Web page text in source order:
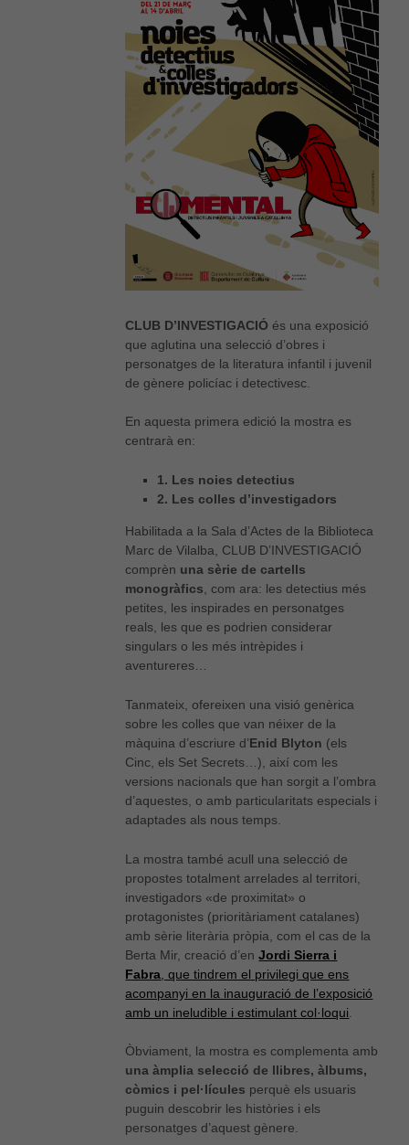
CLUB D’INVESTIGACIÓ és una exposició
que aglutina una selecció d’obres i
personatges de la literatura infantil i juvenil
de gènere policíac i detectivesc.
En aquesta primera edició la mostra es
centrarà en:
1. Les noies detectius
2. Les colles d’investigadors
Habilitada a la Sala d’Actes de la Biblioteca
Marc de Vilalba, CLUB D’INVESTIGACIÓ
comprèn una sèrie de cartells
monogràfics, com ara: les detectius més
petites, les inspirades en personatges
reals, les que es podrien considerar
singulars o les més intrèpides i
aventureres…
Tanmateix, ofereixen una visió genèrica
sobre les colles que van néixer de la
màquina d’escriure d’Enid Blyton (els
Cinc, els Set Secrets…), així com les
versions nacionals que han sorgit a l’ombra
d’aquestes, o amb particularitats especials i
adaptades als nous temps.
La mostra també acull una selecció de
propostes totalment arrelades al territori,
investigadors «de proximitat» o
protagonistes (prioritàriament catalanes)
amb sèrie literària pròpia, com el cas de la
Berta Mir, creació d’enJordi Sierra i
Fabra , que tindrem el privilegi que ens
acompanyi en la inauguració de l’exposició
amb un ineludible i estimulant col·loqui
Òbviament, la mostra es complementa amb
una àmplia selecció de llibres, àlbums,
còmics i pel·lícules perquè els usuaris
puguin descobrir les històries i els
personatges d’aquest gènere.